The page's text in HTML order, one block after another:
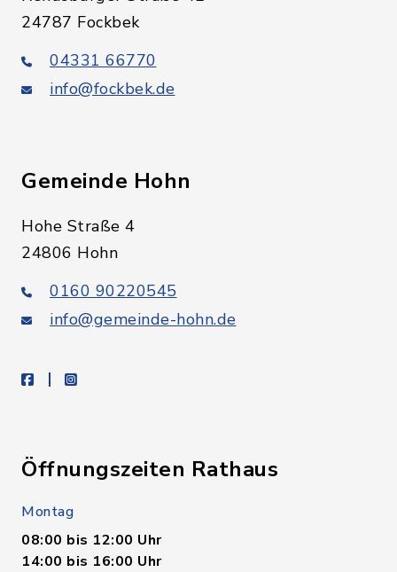
24787 Fockbek
04331 66770
info@fockbek.de
Gemeinde Hohn
Hohe Straße 4
24806 Hohn
0160 90220545
info@gemeinde-hohn.de
facebookinstagram
Öffnungszeiten Rathaus
Montag
08:00 bis 12:00 Uhr
14:00 bis 16:00 Uhr